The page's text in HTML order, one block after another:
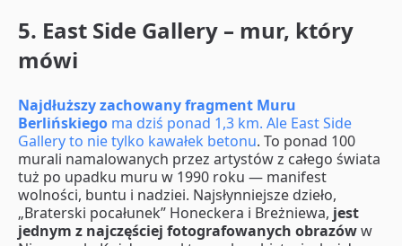
5. East Side Gallery – mur, który
mówi
Najdłuższy zachowany fragment Muru
Berlińskiego ma dziś ponad 1,3 km. Ale East Side
Gallery to nie tylko kawałek betonu. To ponad 100
murali namalowanych przez artystów z całego świata
tuż po upadku muru w 1990 roku — manifest
wolności, buntu i nadziei. Najsłynniejsze dzieło,
„Braterski pocałunek” Honeckera i Breżniewa, jest
jednym z najczęściej fotografowanych obrazóww